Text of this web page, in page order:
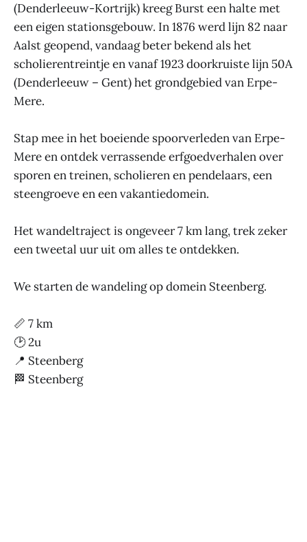
(Denderleeuw-Kortrijk) kreeg Burst een halte met
een eigen stationsgebouw. In 1876 werd lijn 82 naar
Aalst geopend, vandaag beter bekend als het
scholierentreintje en vanaf 1923 doorkruiste lijn 50A
(Denderleeuw – Gent) het grondgebied van Erpe-
Mere.
Stap mee in het boeiende spoorverleden van Erpe-
Mere en ontdek verrassende erfgoedverhalen over
sporen en treinen, scholieren en pendelaars, een
steengroeve en een vakantiedomein.
Het wandeltraject is ongeveer 7 km lang, trek zeker
een tweetal uur uit om alles te ontdekken.
We starten de wandeling op domein Steenberg.
📏 7 km
🕑 2u
📍 Steenberg
🏁 Steenberg